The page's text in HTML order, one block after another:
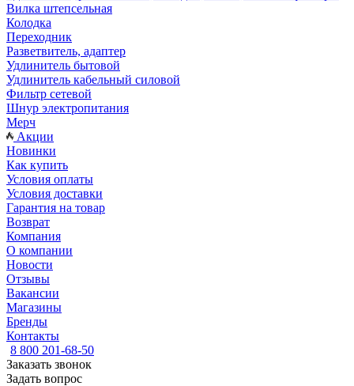
Вилка штепсельная
Колодка
Переходник
Разветвитель, адаптер
Удлинитель бытовой
Удлинитель кабельный силовой
Фильтр сетевой
Шнур электропитания
Мерч
Акции
Новинки
Как купить
Условия оплаты
Условия доставки
Гарантия на товар
Возврат
Компания
О компании
Новости
Отзывы
Вакансии
Магазины
Бренды
Контакты
8 800 201-68-50
Заказать звонок
Задать вопрос